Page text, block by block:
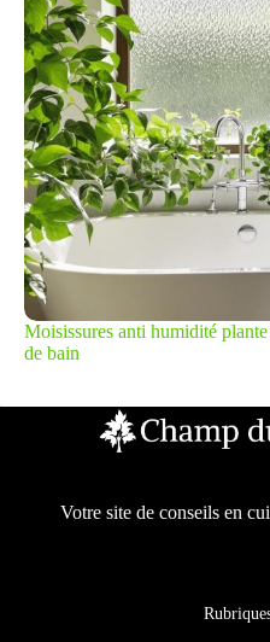
Moisissures anti humidité
de bain
Votre site de conseils en